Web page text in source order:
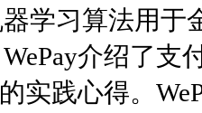
器学习算法用
介绍了支
实践心得。